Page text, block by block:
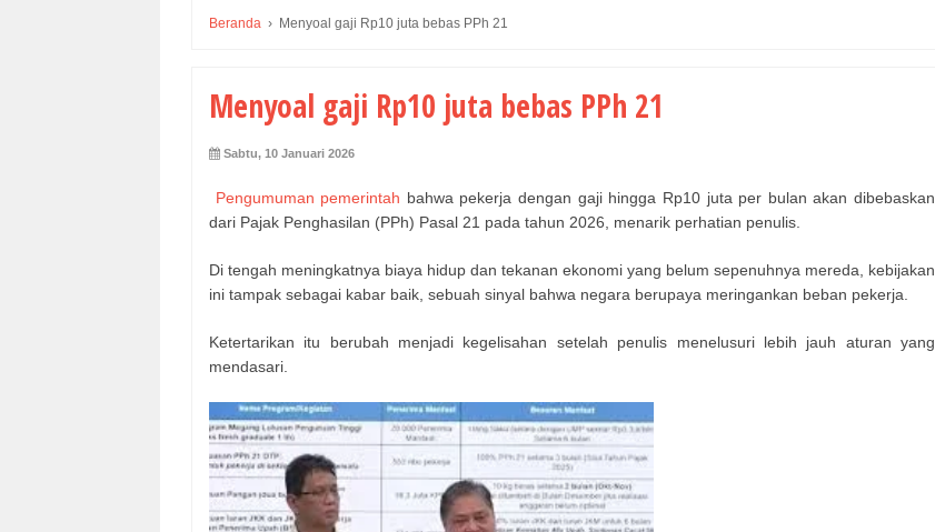
Beranda › Menyoal gaji Rp10 juta bebas PPh 21
Menyoal gaji Rp10 juta bebas PPh 21
Sabtu, 10 Januari 2026
Pengumuman pemerintah bahwa pekerja dengan gaji hingga Rp10 juta per bulan akan dibebaskan
dari Pajak Penghasilan (PPh) Pasal 21 pada tahun 2026, menarik perhatian penulis.
Di tengah meningkatnya biaya hidup dan tekanan ekonomi yang belum sepenuhnya mereda, kebijakan
ini tampak sebagai kabar baik, sebuah sinyal bahwa negara berupaya meringankan beban pekerja.
Ketertarikan itu berubah menjadi kegelisahan setelah penulis menelusuri lebih jauh aturan yang
mendasari.